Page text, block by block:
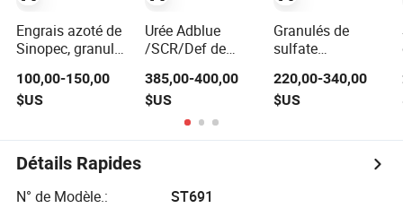
Engrais azoté de
Sinopec, granulés
d'ammonium,
numéro CAS
100,00-150,00
$US
Urée Adblue
/SCR/Def de
l'industrie
automobile
385,00-400,00
$US
Granulés de
sulfate
azote 20 5% et
soufre 23%
220,00-340,00
$US
Détails Rapides
N° de Modèle.:
ST691